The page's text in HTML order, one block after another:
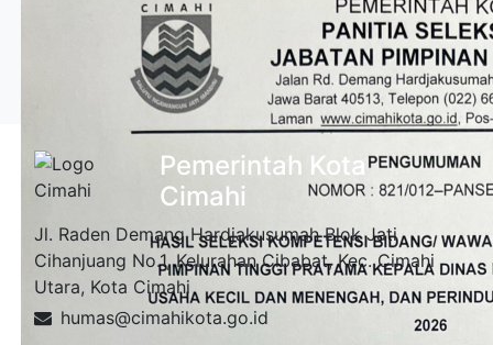
Pemerintah Kota
Cimahi
Jl. Raden Demang Hardjakusumah Blok Jati
Cihanjuang No.1, Kelurahan Cibabat, Kec. Cimahi
Utara, Kota Cimahi
humas@cimahikota.go.id